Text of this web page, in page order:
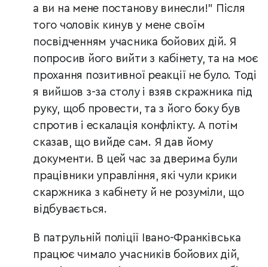
а ви на мене постанову винесли!" Після
того чоловік кинув у мене своїм
посвідченням учасника бойових дій. Я
попросив його вийти з кабінету, та на моє
прохання позитивної реакції не було. Тоді
я вийшов з-за столу і взяв скражника під
руку, щоб провести, та з його боку був
спротив і ескалація конфлікту. А потім
сказав, що вийде сам. Я дав йому
документи. В цей час за дверима були
працівники управління, які чули крики
скаржника з кабінету й не розуміли, що
відбувається.
В патрульній поліції Івано-Франківська
працює чимало учасників бойових дій,